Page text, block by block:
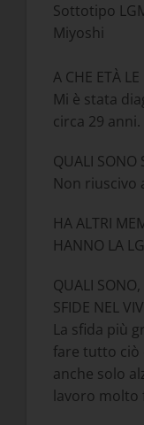
Sottotipo
Miyoshi
A CHE ETÀ
Mi è stata
circa 29 anni.
QUALI SONO
Non riuscivo
HA ALTRI
HANNO LA
QUALI
SFIDE NEL
La sfida più
fare tutto ciò
anche solo
lavoro molto